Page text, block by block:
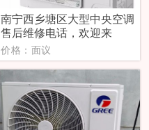
南宁西乡塘区大型中央空调
售后维修电话，欢迎来
价格：面议